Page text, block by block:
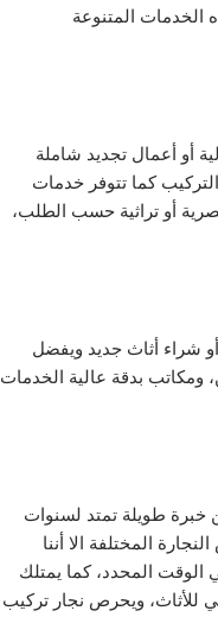
المتنوعة
أو أعمال تجديد شاملة
كما تتوفر خدمات
أو تراثية حسب الطلب،
شراء أثاث جديد ويفضل
ومكاتب بدقة عالية الخدمات
خبرة طويلة تمتد لسنوات
المختلفة الا أننا
الوقت المحدد، كما يمتلك
للأثاث، ويحرص نجار تركيب